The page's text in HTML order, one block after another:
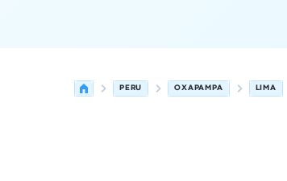
PERU OXAPAMPA LIMA